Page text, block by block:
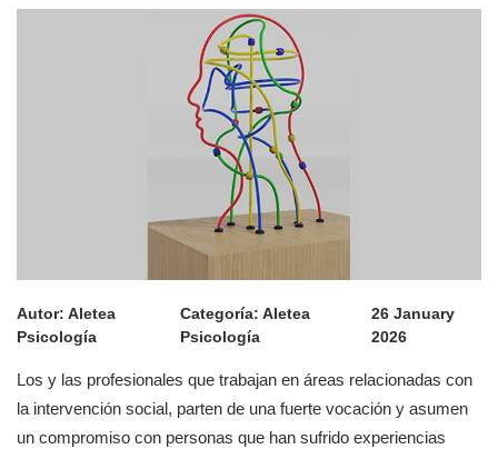
Autor: Aletea
Psicología
Categoría:Aletea
Psicología
26 January
2026
Los y las profesionales que trabajan en áreas relacionadas con
la intervención social, parten de una fuerte vocación y asumen
un compromiso con personas que han sufrido experiencias